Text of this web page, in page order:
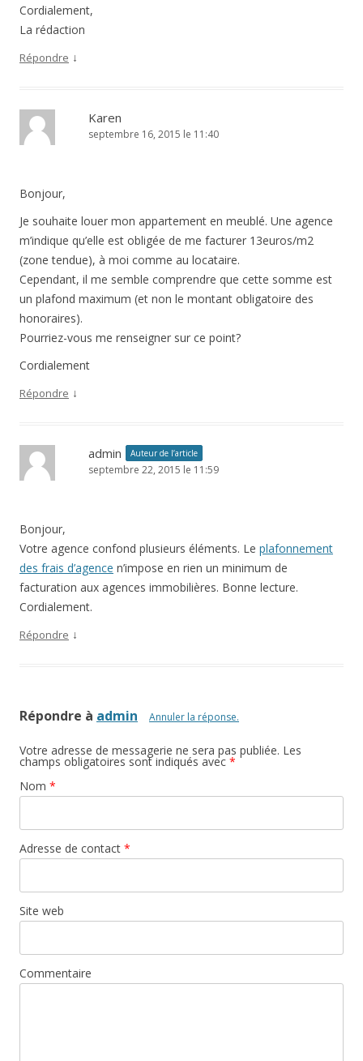
Cordialement,
La rédaction
Répondre ↓
Karen
septembre 16, 2015 le 11:40
Bonjour,
Je souhaite louer mon appartement en meublé. Une agence
m’indique qu’elle est obligée de me facturer 13euros/m2
(zone tendue), à moi comme au locataire.
Cependant, il me semble comprendre que cette somme est
un plafond maximum (et non le montant obligatoire des
honoraires).
Pourriez-vous me renseigner sur ce point?
Cordialement
Répondre ↓
admin Auteur de l’article
septembre 22, 2015 le 11:59
Bonjour,
Votre agence confond plusieurs éléments. Le plafonnement
des frais d’agence n’impose en rien un minimum de
facturation aux agences immobilières. Bonne lecture.
Cordialement.
Répondre ↓
Répondre à admin Annuler la réponse.
Votre adresse de messagerie ne sera pas publiée. Les
champs obligatoires sont indiqués avec *
Nom *
Adresse de contact *
Site web
Commentaire